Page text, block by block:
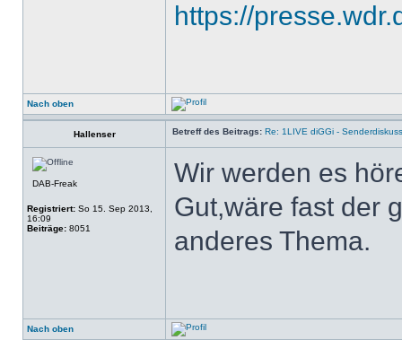
https://
Nach oben
Hallenser Betreff des Beitrags: Re: 1LIVE diGGi -
DAB-Freak
Registriert: So 15. Sep 2013,
16:09
Beiträge: 8051
Wir werden es
Gut,wäre fast der
anderes Thema.
Nach oben